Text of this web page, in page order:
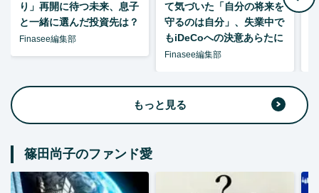
り」再開に待つ未来、息子
と一緒に選んだ投資先は？
Finasee編集部
て気づいた「自分の将来を
守るのは自分」、失業中で
もiDeCoへの決意あらたに
Finasee編集部
もっと見る
篠田尚子のファンド愛